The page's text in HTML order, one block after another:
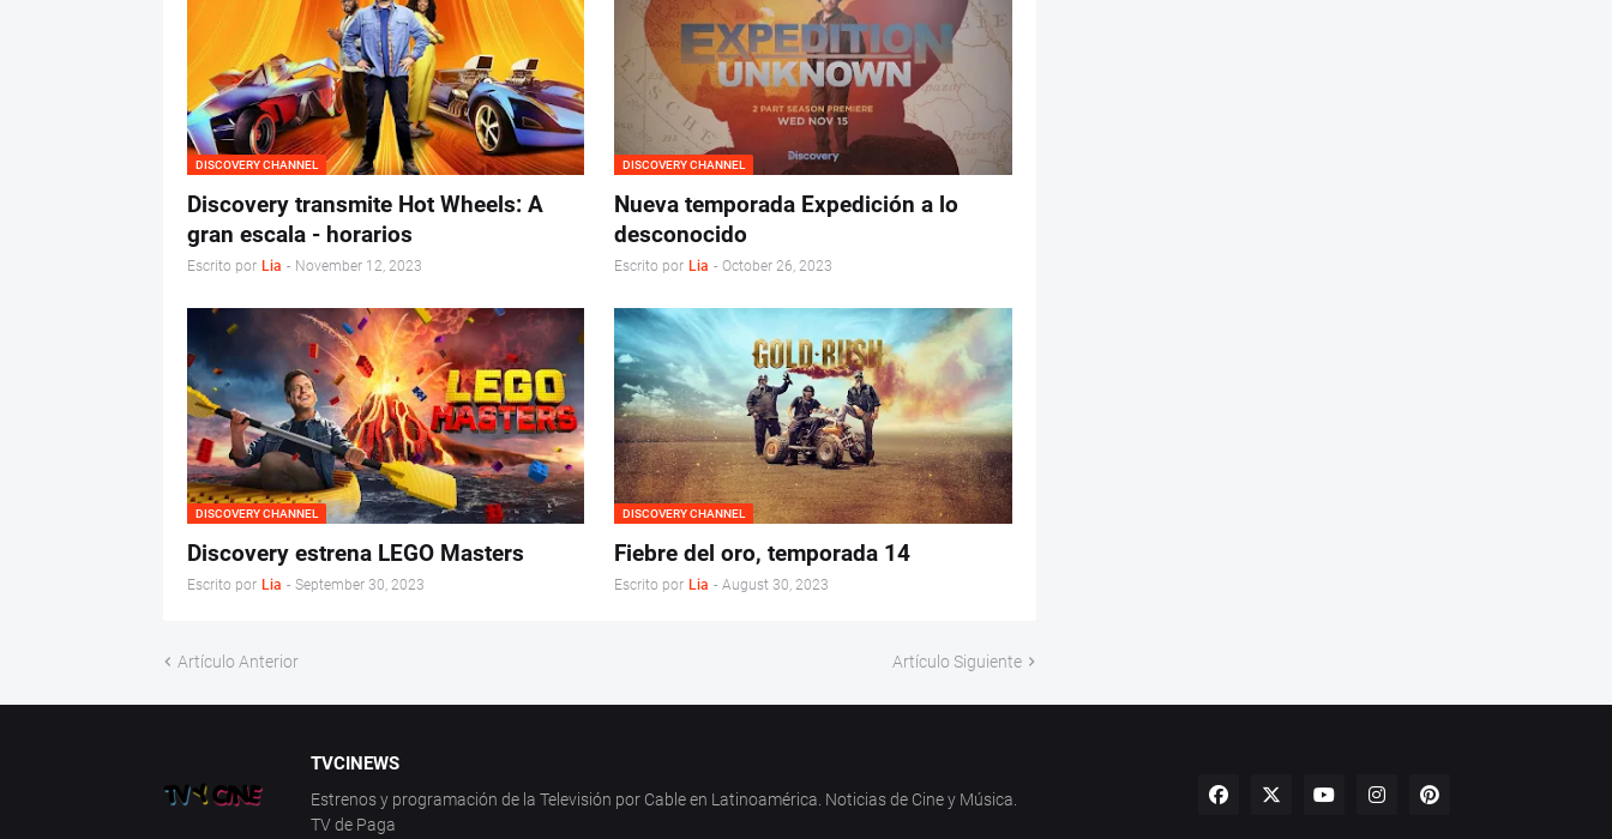
DISCOVERY CHANNEL
Discovery transmite Hot Wheels: A
gran escala - horarios
Escrito por Lia - November 12, 2023
DISCOVERY CHANNEL
Nueva temporada Expedición a lo
desconocido
Escrito por Lia - October 26, 2023
DISCOVERY CHANNEL
Discovery estrena LEGO Masters
Escrito por Lia - September 30, 2023
DISCOVERY CHANNEL
Fiebre del oro, temporada 14
Escrito por Lia - August 30, 2023
Artículo Anterior Artículo Siguiente
TVCINEWS
Estrenos y programación de la Televisión por Cable en Latinoamérica. Noticias de Cine y Música.
TV de Paga